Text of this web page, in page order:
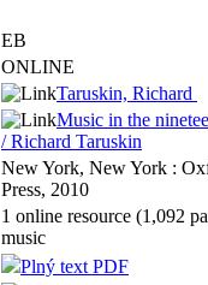
EB
ONLINE
Taruskin, Richard
Music in the
/ Richard Taruskin
New York, New York :
Press, 2010
1 online resource (1,092
music
Plný text PDF